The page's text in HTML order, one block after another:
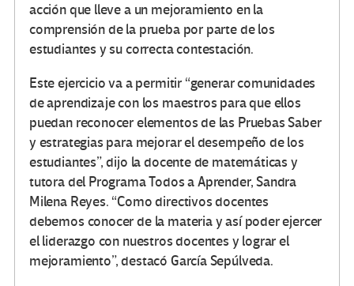
acción que lleve a un mejoramiento en la
comprensión de la prueba por parte de los
estudiantes y su correcta contestación.
Este ejercicio va a permitir “generar comunidades
de aprendizaje con los maestros para que ellos
puedan reconocer elementos de las Pruebas Saber
y estrategias para mejorar el desempeño de los
estudiantes”, dijo la docente de matemáticas y
tutora del Programa Todos a Aprender, Sandra
Milena Reyes. “Como directivos docentes
debemos conocer de la materia y así poder ejercer
el liderazgo con nuestros docentes y lograr el
mejoramiento”, destacó García Sepúlveda.